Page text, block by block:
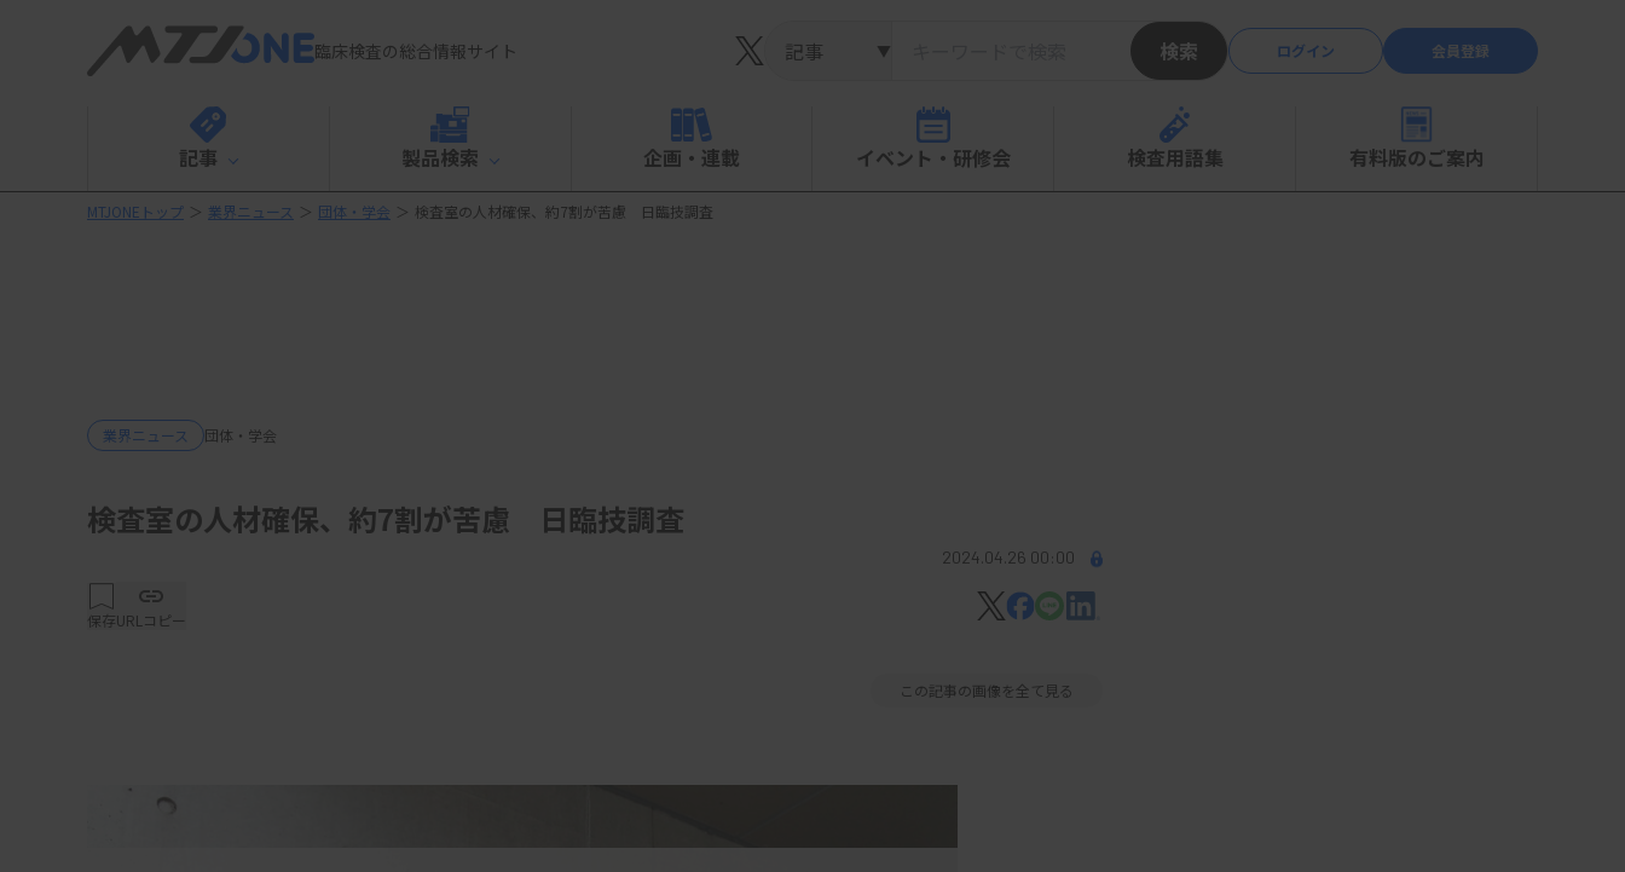
臨床検査の総合情報サイト ▼ 検索 ログイン 会員登録
記事 製品検索 企画・連載 イベント・研修会 検査用語集 有料版のご案内
MTJONEトップ ＞ 業界ニュース ＞ 団体・学会 ＞ 検査室の人材確保、約7割が苦慮 日臨技調査
業界ニュース 団体・学会
検査室の人材確保、約7割が苦慮 日臨技調査
2024.04.26 00:00
保存URLコピー
この記事の画像を全て見る